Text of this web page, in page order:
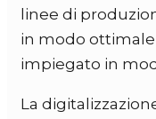
linee di
in modo
impiegato in
La